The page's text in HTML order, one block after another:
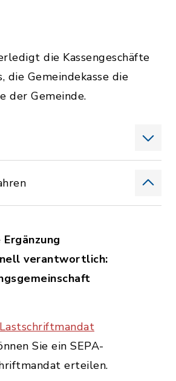
die Kassengeschäfte
die Gemeindekasse die
der Gemeinde.
verantwortlich:
Sie ein SEPA-
erteilen.